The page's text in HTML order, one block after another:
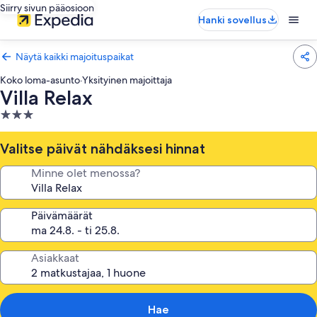
Siirry sivun pääosioon
Hanki sovellus
Näytä kaikki majoituspaikat
Koko loma-asunto·Yksityinen majoittaja
Villa Relax
3.0
tähden
majoituspaikka
Valitse päivät nähdäksesi hinnat
Minne olet menossa?
Päivämäärät
Asiakkaat
Hae